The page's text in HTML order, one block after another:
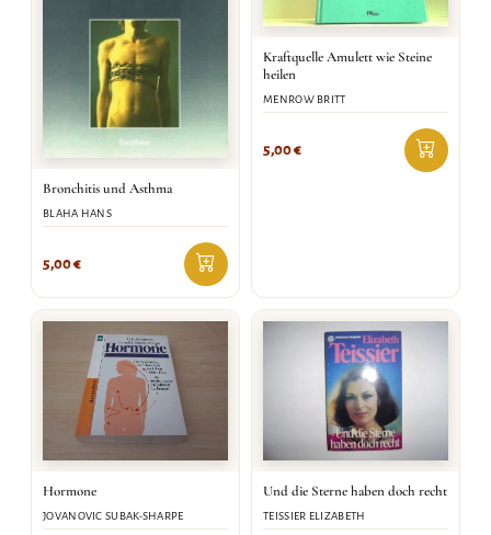
Bronchitis und Asthma
BLAHA HANS
5,00€
Kraftquelle Amulett wie Steine
heilen
MENROW BRITT
5,00€
Hormone
JOVANOVIC SUBAK-SHARPE
Und die Sterne haben doch recht
TEISSIER ELIZABETH